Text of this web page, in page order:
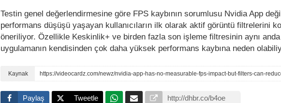
Testin genel değerlendirmesine göre FPS kaybının sorumlusu Nvidia App
performans düşüşü yaşayan kullanıcıların ilk olarak aktif görüntü filtrelerini
öneriliyor. Özellikle Keskinlik+ ve birden fazla son işleme filtresinin aynı anda
uygulamanın kendisinden çok daha yüksek performans kaybına neden
Paylaş Tweetle